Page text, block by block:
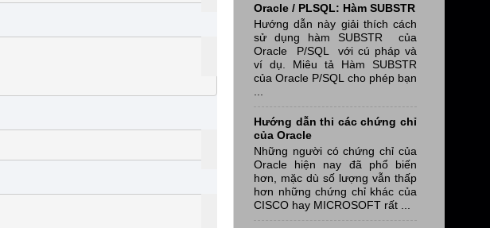
Oracle / PLSQL: Hàm SUBSTR
Hướng dẫn này giải thích cách
sử dụng hàm SUBSTR của
Oracle P/SQL với cú pháp và
ví dụ. Miêu tả Hàm SUBSTR
của Oracle P/SQL cho phép bạn
Hướng dẫn thi các chứng chỉ
của Oracle
Những người có chứng chỉ của
Oracle hiện nay đã phổ biến
hơn, mặc dù số lượng vẫn thấp
hơn những chứng chỉ khác của
CISCO hay MICROSOFT rất ...